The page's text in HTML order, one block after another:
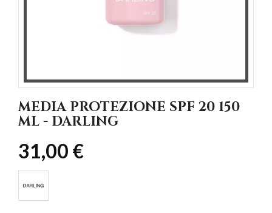
MEDIA PROTEZIONE SPF 20 150
ML - DARLING
31,00 €